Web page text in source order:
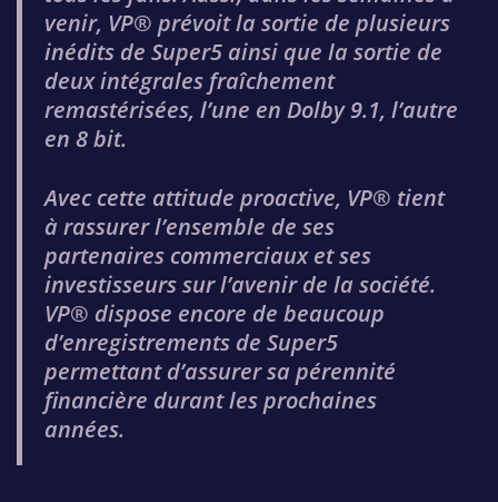
venir, VP® prévoit la sortie de plusieurs
inédits de Super5 ainsi que la sortie de
deux intégrales fraîchement
remastérisées, l’une en Dolby 9.1, l’autre
en 8 bit.
Avec cette attitude proactive, VP® tient
à rassurer l’ensemble de ses
partenaires commerciaux et ses
investisseurs sur l’avenir de la société.
VP® dispose encore de beaucoup
d’enregistrements de Super5
permettant d’assurer sa pérennité
financière durant les prochaines
années.